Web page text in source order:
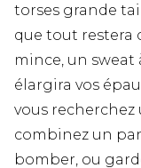
torses grande
que tout restera
mince, un sweat
élargira vos
vous recherchez
combinez un
bomber, ou